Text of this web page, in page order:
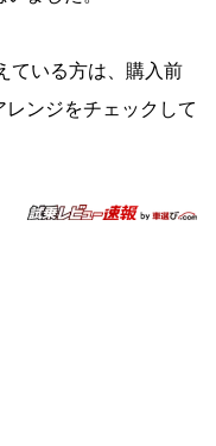
ている方は、購入前
ンジをチェックして